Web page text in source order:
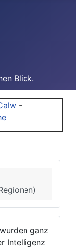
Blick.
-
ganz
Intelligenz